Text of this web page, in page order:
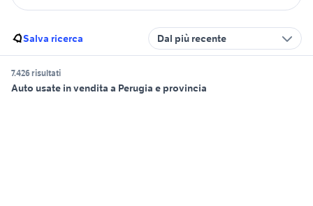
Salva ricerca Dal più recente
7.426 risultati
Auto usate in vendita a Perugia e provincia